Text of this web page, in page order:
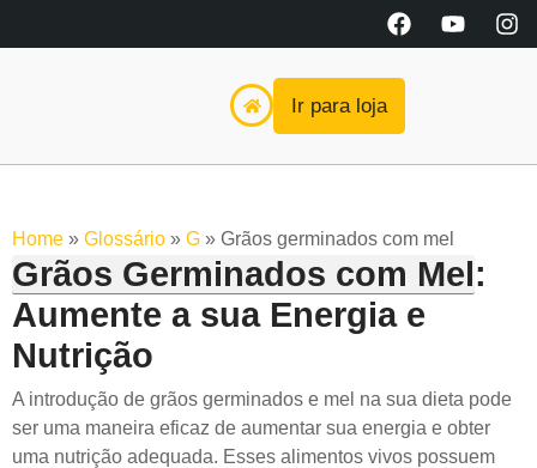
Ir para loja
Home » Glossário » G » Grãos germinados com mel
Grãos Germinados com Mel:
Aumente a sua Energia e
Nutrição
A introdução de grãos germinados e mel na sua dieta pode
ser uma maneira eficaz de aumentar sua energia e obter
uma nutrição adequada. Esses alimentos vivos possuem